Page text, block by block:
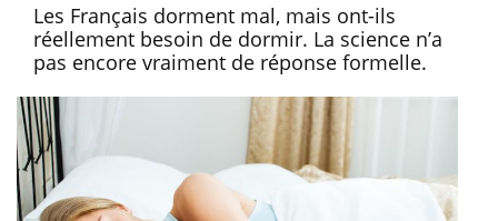
Les Français dorment mal, mais ont-ils
réellement besoin de dormir. La science n’a
pas encore vraiment de réponse formelle.